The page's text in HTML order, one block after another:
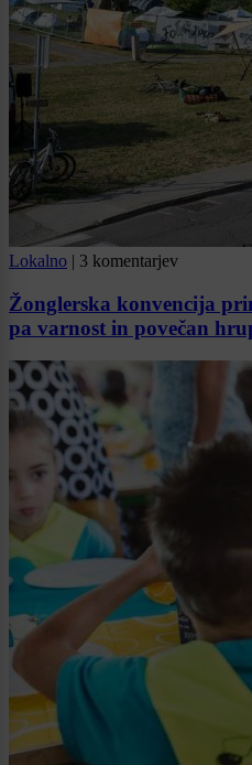
Lokalno | 3 komentarjev
Žonglerska konvencija
pa varnost in povečan